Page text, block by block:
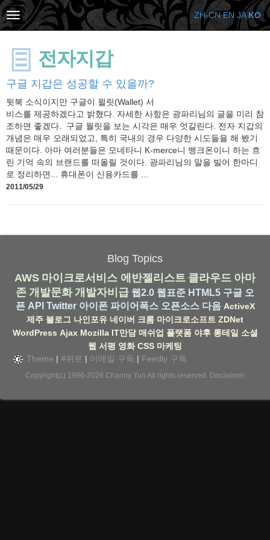
전자지갑
구글 지갑은 성공할 수 있을까?
뒷북 소식이지만 구글이 윌릿(Wallet) 서
비스를 제공하겠다고 밝혔다. 자세한 사항은 광파리님의 글을 미리 참
조하면 좋겠다. 구글 월릿을 보는 시각은 매우 엇갈린다. 전자 지갑의
개념은 매우 오래되었고, 특히 국내의 경우 다양한 시도들을 해 봤기
때문이다. 아마 여러분들은 모네타니 K-merce니 뱅크온이니 하는 흐
린 기억 속의 브랜드를 떠올릴 것이다. 광파리님의 말을 빌어 한마디
로 정리하면... 휴대폰이 신용카드를 ...
2011/05/29
Blog Topics
AWS 마이크로서비스 에반젤리스트 클라우드 아마
존 개발문화 개발자비급 웹2.0 웹표준 HTML5 구글 오
픈 API Twitter 아이폰 파이어폭스 오픈소스 다음 ActiveX
제주 블로그 나인포유 네이버 크롬 마이크로소프트 ZDNet
WordPress Ajax Mozilla IT만담 매쉬업 플랫폼 야후 롱테일 소셜
웹 서평 영화 CSS 마케팅
Theme | #위로 | 이메일 구독 | Feedly 구독
Copyright(c) 1996-2026 Channy Yun All rights reserved. Disclaimer
ZH-CN EN JA KO